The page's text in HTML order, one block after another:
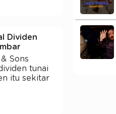
Dividen
Sons
tunai
itu sekitar